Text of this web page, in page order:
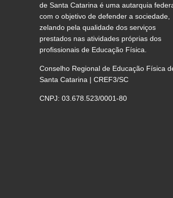
de Santa Catarina é uma autarquia
com o objetivo de defender a sociedade,
zelando pela qualidade dos serviços
prestados nas atividades próprias dos
profissionais de Educação Física.
Conselho Regional de Educação Física
Santa Catarina | CREF3/SC
CNPJ: 03.678.523/0001-80